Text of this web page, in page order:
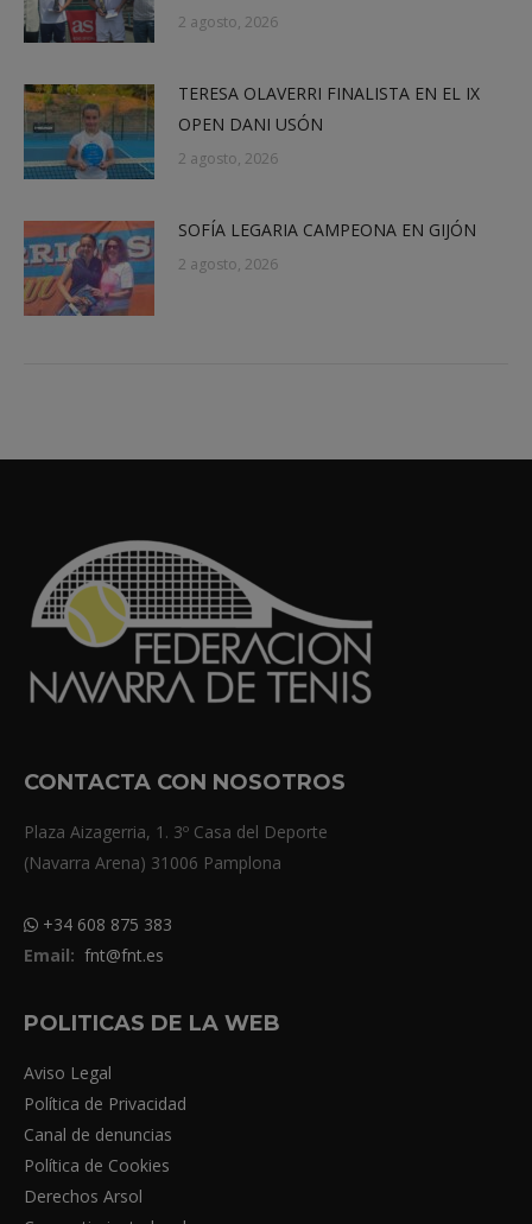
2 agosto, 2026
TERESA OLAVERRI FINALISTA EN EL IX
OPEN DANI USÓN
2 agosto, 2026
SOFÍA LEGARIA CAMPEONA EN GIJÓN
2 agosto, 2026
CONTACTA CON NOSOTROS
Plaza Aizagerria, 1. 3º Casa del Deporte
(Navarra Arena) 31006 Pamplona
+34 608 875 383
Email: fnt@fnt.es
POLITICAS DE LA WEB
Aviso Legal
Política de Privacidad
Canal de denuncias
Política de Cookies
Derechos Arsol